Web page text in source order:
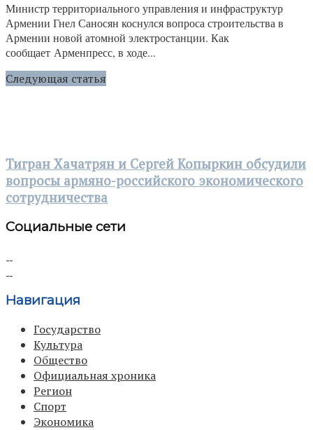
Министр территориального управления и инфраструктур
Армении Гнел Саносян коснулся вопроса строительства в
Армении новой атомной электростанции. Как
сообщает Арменпресс, в ходе...
Следующая статья
Тигран Хачатрян и Сергей Копыркин обсудили
вопросы армяно-российского экономического
сотрудничества
Социальные сети
Навигация
Государство
Культура
Общество
Официальная хроника
Регион
Спорт
Экономика